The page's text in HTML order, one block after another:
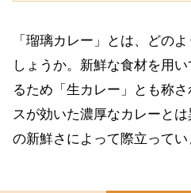
「瑠璃カレー」とは、どの
しょうか。新鮮な食材を用
るため「生カレー」とも称
スが効いた濃厚なカレーと
の新鮮さによって際立ってい